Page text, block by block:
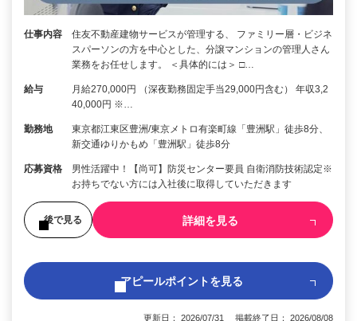
仕事内容
住友不動産建物サービスが管理する、 ファミリー層・ビジネ
スパーソンの方を中心とした、分譲マンションの管理人さん
業務をお任せします。 ＜具体的には＞ □…
給与
月給270,000円 （深夜勤務固定手当29,000円含む） 年収3,2
40,000円 ※…
勤務地
東京都江東区豊洲/東京メトロ有楽町線「豊洲駅」徒歩8分、
新交通ゆりかもめ「豊洲駅」徒歩8分
応募資格
男性活躍中！【尚可】防災センター要員 自衛消防技術認定※
お持ちでない方には入社後に取得していただきます
後で見る 詳細を見る
アピールポイントを見る
更新日： 2026/07/31 掲載終了日： 2026/08/08